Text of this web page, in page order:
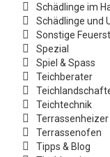
Schädlinge im
Schädlinge und
Sonstige
Spezial
Spiel & Spass
Teichberater
Teichtechnik
Terrassenheizer
Terrassenofen
Tipps & Blog